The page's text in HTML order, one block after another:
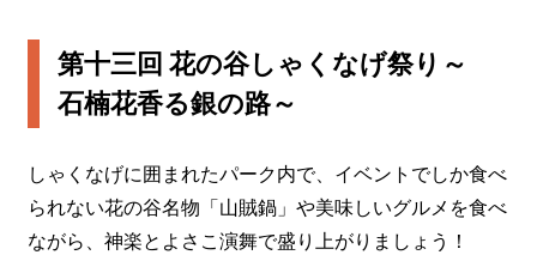
第十三回 花の谷しゃくなげ祭り～
石楠花香る銀の路～
しゃくなげに囲まれたパーク内で、イベントでしか食べ
られない花の谷名物「山賊鍋」や美味しいグルメを食べ
ながら、神楽とよさこ演舞で盛り上がりましょう！